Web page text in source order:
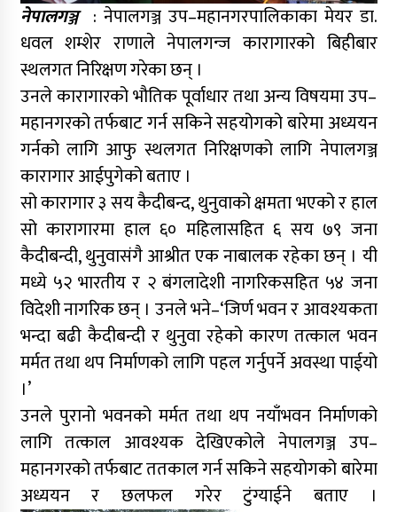
नेपालगञ्ज : नेपालगञ्ज उप–महानगरपालिकाका मेयर डा.
धवल शम्शेर राणाले नेपालगन्ज कारागारको बिहीबार
स्थलगत निरिक्षण गरेका छन् ।
उनले कारागारको भौतिक पूर्वाधार तथा अन्य विषयमा उप–
महानगरको तर्फबाट गर्न सकिने सहयोगको बारेमा अध्ययन
गर्नको लागि आफु स्थलगत निरिक्षणको लागि नेपालगञ्ज
कारागार आईपुगेको बताए ।
सो कारागार ३ सय कैदीबन्द, थुनुवाको क्षमता भएको र हाल
सो कारागारमा हाल ६० महिलासहित ६ सय ७९ जना
कैदीबन्दी, थुनुवासंगै आश्रीत एक नाबालक रहेका छन् । यी
मध्ये ५२ भारतीय र २ बंगलादेशी नागरिकसहित ५४ जना
विदेशी नागरिक छन् । उनले भने–‘जिर्ण भवन र आवश्यकता
भन्दा बढी कैदीबन्दी र थुनुवा रहेको कारण तत्काल भवन
मर्मत तथा थप निर्माणको लागि पहल गर्नुपर्ने अवस्था पाईयो
।’
उनले पुरानो भवनको मर्मत तथा थप नयाँभवन निर्माणको
लागि तत्काल आवश्यक देखिएकोले नेपालगञ्ज उप–
महानगरको तर्फबाट ततकाल गर्न सकिने सहयोगको बारेमा
अध्ययन र छलफल गरेर टुंग्याईने बताए ।